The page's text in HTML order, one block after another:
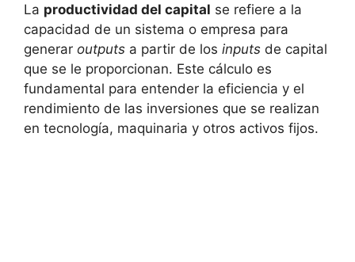
La productividad del capital se refiere a la
capacidad de un sistema o empresa para
generar outputs a partir de los inputs de capital
que se le proporcionan. Este cálculo es
fundamental para entender la eficiencia y el
rendimiento de las inversiones que se realizan
en tecnología, maquinaria y otros activos fijos.